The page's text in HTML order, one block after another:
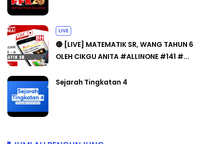
LIVE
🔴 [LIVE] MATEMATIK SR, WANG TAHUN 6
OLEH CIKGU ANITA #ALLINONE #141 #...
Sejarah Tingkatan 4